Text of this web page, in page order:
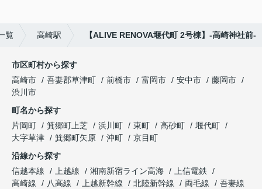
覧 高崎駅 【ALIVE RENOVA堰代町 2号棟】‐高崎神社前-
市区町村から探す
高崎市
吾妻郡草津町 前橋市 富岡市 安中市
藤岡市
渋川市
町名から探す
片岡町
箕郷町上芝 浜川町 東町 高砂町
堰代町
大字草津
箕郷町矢原 沖町
京目町
沿線から探す
信越本線
上越線 湘南新宿ライン高海
上信電鉄
高崎線
八高線 上越新幹線 北陸新幹線 両毛線
吾妻線